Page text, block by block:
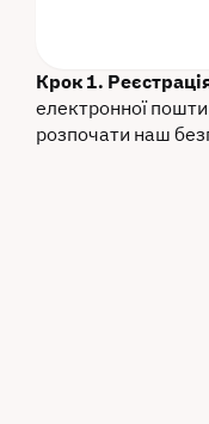
Крок 1.
електронної
розпочати наш